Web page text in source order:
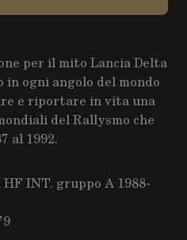
per il mito Lancia Delta
in ogni angolo del mondo
e riportare in vita una
del Rallysmo che
al 1992.
INT. gruppo A 1988-